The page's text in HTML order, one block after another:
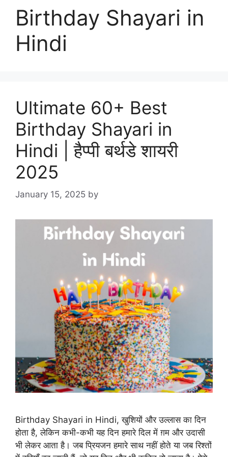
Birthday Shayari in
Hindi
Ultimate 60+ Best
Birthday Shayari in
Hindi | हैप्पी बर्थडे शायरी
2025
January 15, 2025 by
Birthday Shayari in Hindi, खुशियों और उल्लास का दिन
होता है, लेकिन कभी-कभी यह दिन हमारे दिल में ग़म और उदासी
भी लेकर आता है। जब प्रियजन हमारे साथ नहीं होते या जब रिश्तों